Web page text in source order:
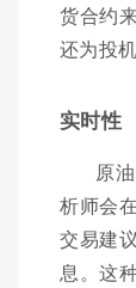
货合约
还为投
实时性
原
析师会
交易建
息。这